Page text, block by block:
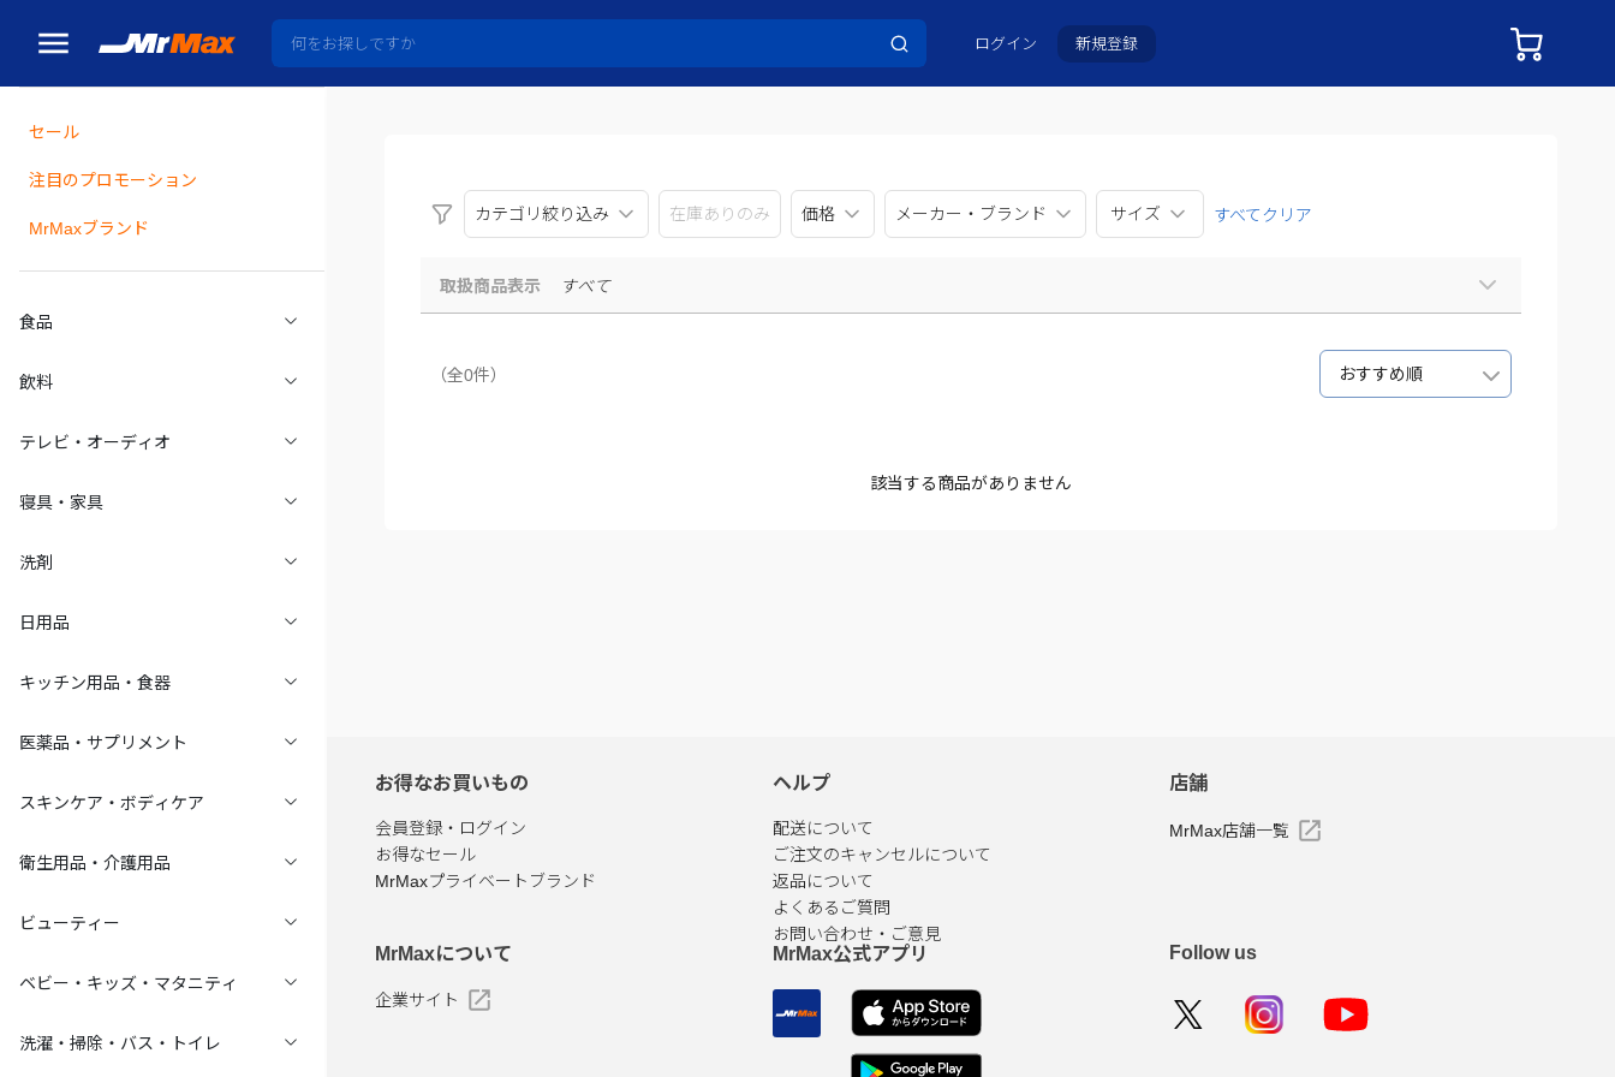
ログイン 新規登録
セール
注目のプロモーション
MrMaxブランド
食品
飲料
テレビ・オーディオ
寝具・家具
洗剤
日用品
キッチン用品・食器
医薬品・サプリメント
スキンケア・ボディケア
衛生用品・介護用品
ビューティー
ベビー・キッズ・マタニティ
洗濯・掃除・バス・トイレ
カテゴリ絞り込み
在庫ありのみ 価格 メーカー・ブランド サイズ すべてクリア
取扱商品表示 すべて
（全0件） おすすめ順
該当する商品がありません
お得なお買いもの
会員登録・ログイン
お得なセール
MrMaxプライベートブランド
ヘルプ
配送について
ご注文のキャンセルについて
返品について
よくあるご質問
お問い合わせ・ご意見
店舗
MrMax店舗一覧
MrMaxについて
企業サイト
MrMax公式アプリ Follow us